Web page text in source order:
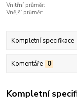
Vnitřní průměr:
Vnější průměr:
Kompletní specifikace
Komentáře 0
Kompletní